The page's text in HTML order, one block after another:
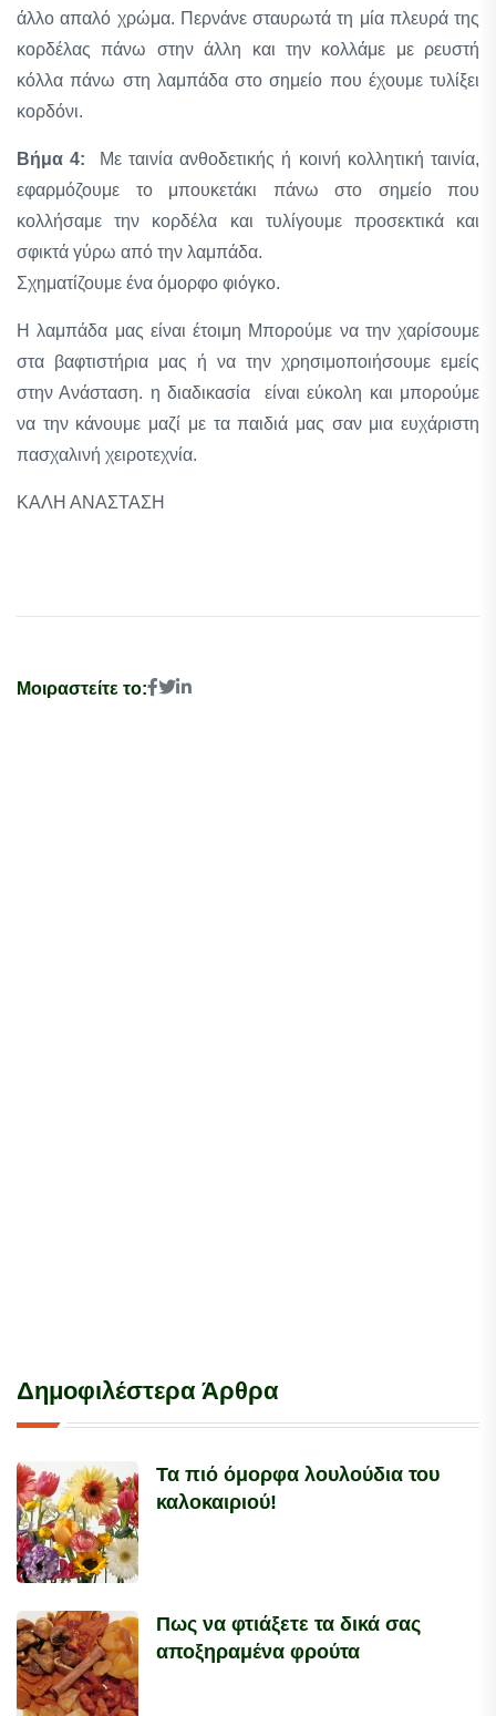
άλλο απαλό χρώμα. Περνάνε σταυρωτά τη μία πλευρά της
κορδέλας πάνω στην άλλη και την κολλάμε με ρευστή
κόλλα πάνω στη λαμπάδα στο σημείο που έχουμε τυλίξει
κορδόνι.
Βήμα 4: Με ταινία ανθοδετικής ή κοινή κολλητική ταινία,
εφαρμόζουμε το μπουκετάκι πάνω στο σημείο που
κολλήσαμε την κορδέλα και τυλίγουμε προσεκτικά και
σφικτά γύρω από την λαμπάδα.
Σχηματίζουμε ένα όμορφο φιόγκο.
Η λαμπάδα μας είναι έτοιμη Μπορούμε να την χαρίσουμε
στα βαφτιστήρια μας ή να την χρησιμοποιήσουμε εμείς
στην Ανάσταση. η διαδικασία είναι εύκολη και μπορούμε
να την κάνουμε μαζί με τα παιδιά μας σαν μια ευχάριστη
πασχαλινή χειροτεχνία.
ΚΑΛΗ ΑΝΑΣΤΑΣΗ
Μοιραστείτε το:
Δημοφιλέστερα Άρθρα
Τα πιό όμορφα λουλούδια του
καλοκαιριού!
Πως να φτιάξετε τα δικά σας
αποξηραμένα φρούτα